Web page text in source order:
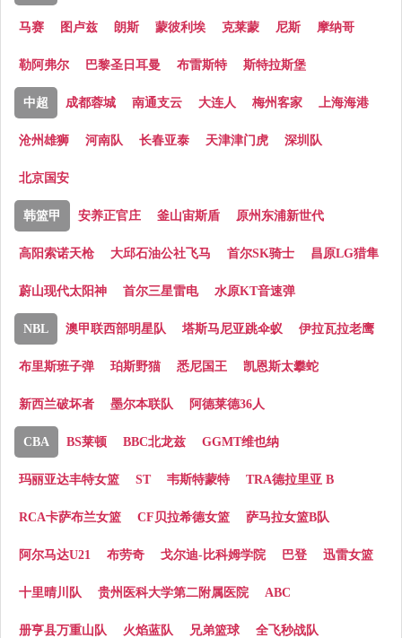
马赛 图卢兹 朗斯 蒙彼利埃 克莱蒙 尼斯 摩纳哥
勒阿弗尔 巴黎圣日耳曼 布雷斯特 斯特拉斯堡
中超 成都蓉城 南通支云 大连人 梅州客家 上海海港
沧州雄狮 河南队 长春亚泰 天津津门虎 深圳队
北京国安
韩篮甲 安养正官庄 釜山宙斯盾 原州东浦新世代
高阳索诺天枪 大邱石油公社飞马 首尔SK骑士 昌原LG猎隼
蔚山现代太阳神 首尔三星雷电 水原KT音速弹
NBL 澳甲联西部明星队 塔斯马尼亚跳伞蚁 伊拉瓦拉老鹰
布里斯班子弹 珀斯野猫 悉尼国王 凯恩斯太攀蛇
新西兰破坏者 墨尔本联队 阿德莱德36人
CBA BS莱顿 BBC北龙兹 GGMT维也纳
玛丽亚达丰特女篮 ST 韦斯特蒙特 TRA德拉里亚 B
RCA卡萨布兰女篮 CF贝拉希德女篮 萨马拉女篮B队
阿尔马达U21 布劳奇 戈尔迪-比科姆学院 巴登 迅雷女篮
十里晴川队 贵州医科大学第二附属医院 ABC
册亨县万重山队 火焰蓝队 兄弟篮球 全飞秒战队